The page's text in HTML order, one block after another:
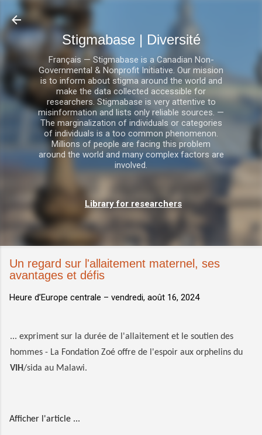
Stigmabase | Diversité
Français — Stigmabase is a Canadian Non-
Governmental & Nonprofit Initiative. Our mission
is to inform about stigma around the world and
make the data collected accessible for
researchers. Stigmabase is very attentive to
misinformation and lists only reliable sources. —
The marginalization of individuals or categories
of individuals is a too common phenomenon.
Millions of people are facing this problem
around the world and many complex factors are
involved.
Library for researchers
Un regard sur l'allaitement maternel, ses
avantages et défis
Heure d’Europe centrale – vendredi, août 16, 2024
... expriment sur la durée de l'allaitement et le soutien des
hommes - La Fondation Zoé offre de l'espoir aux orphelins du
VIH/sida au Malawi.
Afficher l'article ...